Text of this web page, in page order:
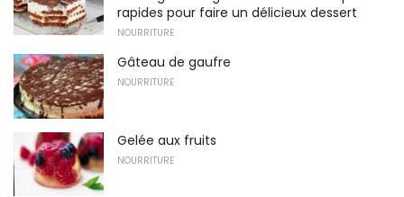
rapides pour faire un délicieux dessert
NOURRITURE
Gâteau de gaufre
NOURRITURE
Gelée aux fruits
NOURRITURE